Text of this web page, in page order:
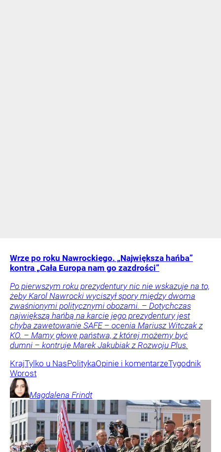
Wrze po roku Nawrockiego. „Największa hańba”
kontra „Cała Europa nam go zazdrości”
Po pierwszym roku prezydentury nic nie wskazuje na to,
żeby Karol Nawrocki wyciszył spory między dwoma
zwaśnionymi politycznymi obozami. – Dotychczas
największą hańbą na karcie jego prezydentury jest
chyba zawetowanie SAFE – ocenia Mariusz Witczak z
KO. – Mamy głowę państwa, z której możemy być
dumni – kontruje Marek Jakubiak z Rozwoju Plus.
KrajTylko u NasPolitykaOpinie i komentarzeTygodnik
Wprost
Magdalena Frindt